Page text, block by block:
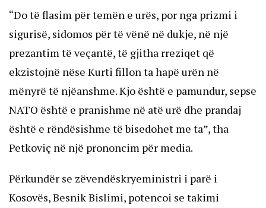
“Do të flasim për temën e urës, por nga prizmi i
sigurisë, sidomos për të vënë në dukje, në një
prezantim të veçantë, të gjitha rreziqet që
ekzistojnë nëse Kurti fillon ta hapë urën në
mënyrë të njëanshme. Kjo është e pamundur, sepse
NATO është e pranishme në atë urë dhe prandaj
është e rëndësishme të bisedohet me ta”, tha
Petkoviç në një prononcim për media.
Përkundër se zëvendëskryeministri i parë i
Kosovës, Besnik Bislimi, potencoi se takimi